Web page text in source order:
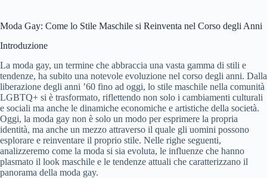
Moda Gay: Come lo Stile Maschile si Reinventa nel Corso degli Anni
Introduzione
La moda gay, un termine che abbraccia una vasta gamma di stili e
tendenze, ha subito una notevole evoluzione nel corso degli anni. Dalla
liberazione degli anni ’60 fino ad oggi, lo stile maschile nella comunità
LGBTQ+ si è trasformato, riflettendo non solo i cambiamenti culturali
e sociali ma anche le dinamiche economiche e artistiche della società.
Oggi, la moda gay non è solo un modo per esprimere la propria
identità, ma anche un mezzo attraverso il quale gli uomini possono
esplorare e reinventare il proprio stile. Nelle righe seguenti,
analizzeremo come la moda si sia evoluta, le influenze che hanno
plasmato il look maschile e le tendenze attuali che caratterizzano il
panorama della moda gay.